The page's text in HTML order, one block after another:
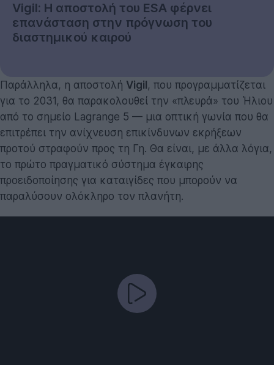
Vigil: Η αποστολή του ESA φέρνει
επανάσταση στην πρόγνωση του
διαστημικού καιρού
Παράλληλα, η αποστολή Vigil , που προγραμματίζεται
για το 2031, θα παρακολουθεί την «πλευρά» του Ήλιου
από το σημείο Lagrange 5 — μια οπτική γωνία που θα
επιτρέπει την ανίχνευση επικίνδυνων εκρήξεων
προτού στραφούν προς τη Γη. Θα είναι, με άλλα λόγια,
το πρώτο πραγματικό σύστημα έγκαιρης
προειδοποίησης για καταιγίδες που μπορούν να
παραλύσουν ολόκληρο τον πλανήτη.